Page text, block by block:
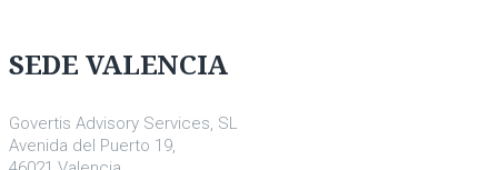
SEDE VALENCIA
Govertis Advisory Services, SL
Avenida del Puerto 19,